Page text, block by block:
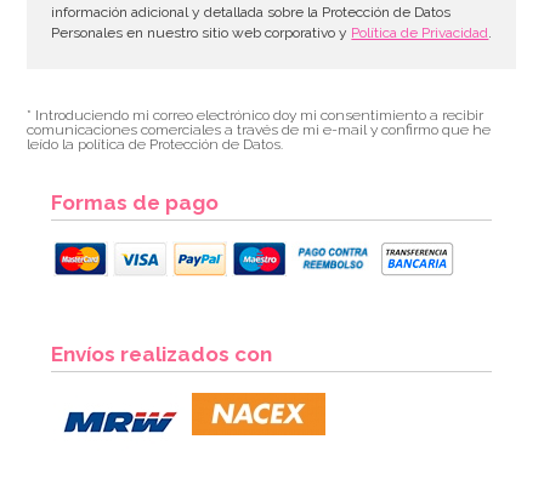
información adicional y detallada sobre la Protección de Datos
Personales en nuestro sitio web corporativo y Política de Privacidad.
* Introduciendo mi correo electrónico doy mi consentimiento a recibir
comunicaciones comerciales a través de mi e-mail y confirmo que he
leído la política de Protección de Datos.
Formas de pago
Envíos realizados con